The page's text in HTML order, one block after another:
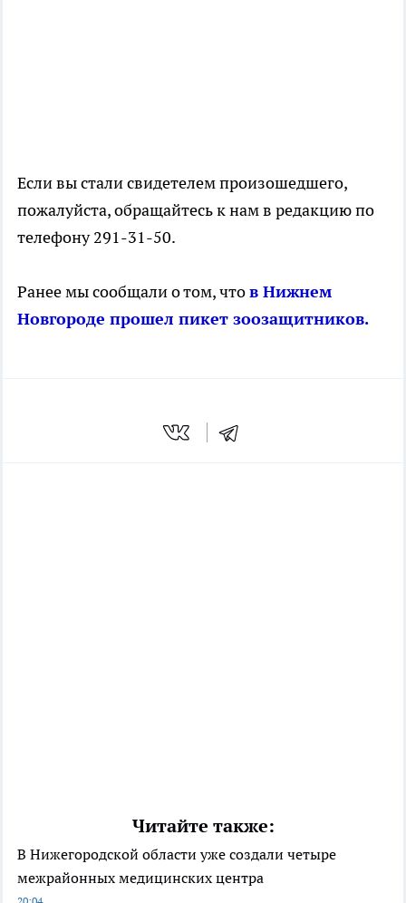
Если вы стали свидетелем произошедшего,
пожалуйста, обращайтесь к нам в редакцию по
телефону 291-31-50.
Ранее мы сообщали о том, чтов Нижнем
Новгороде прошел пикет зоозащитников.
Читайте также:
В Нижегородской области уже создали четыре
межрайонных медицинских центра